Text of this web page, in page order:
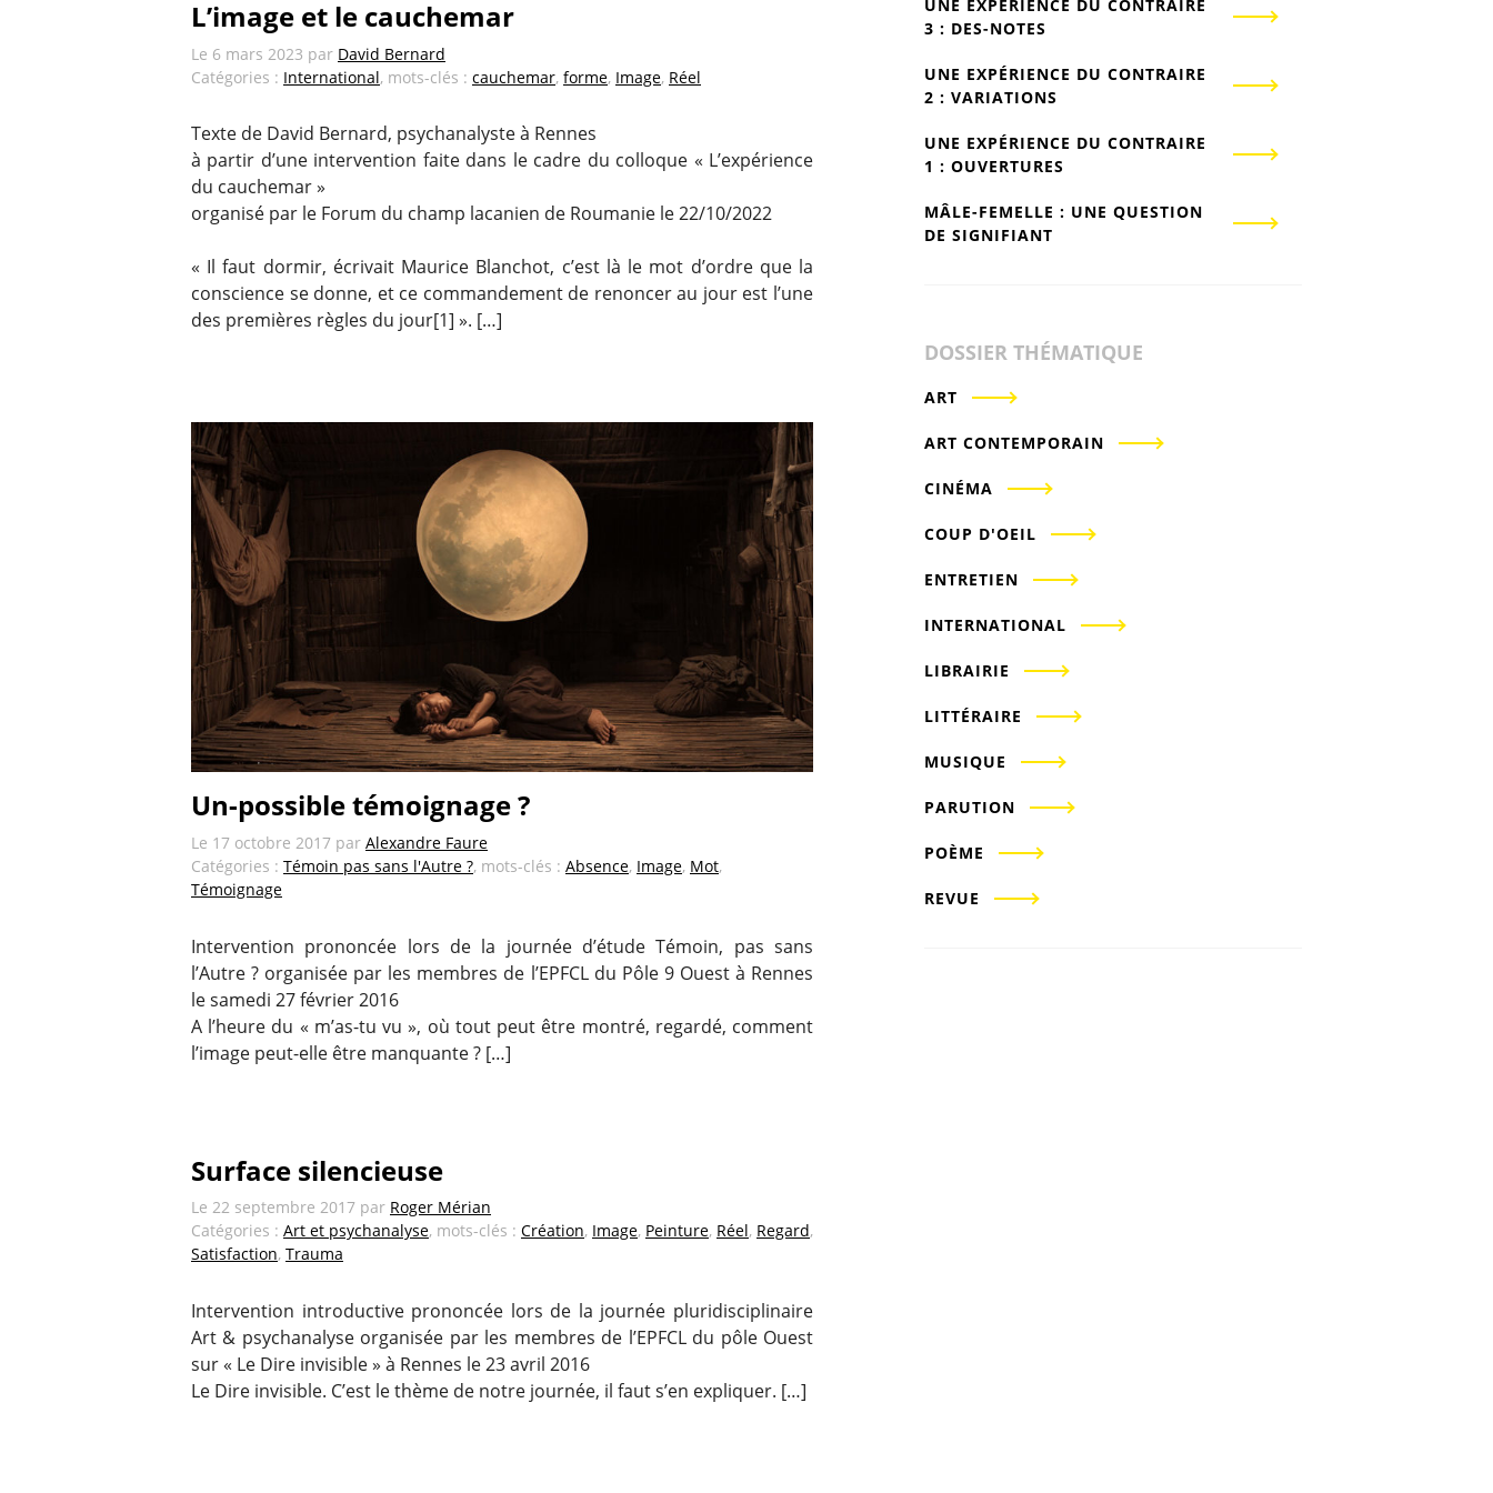
L’image et le cauchemar
Le 6 mars 2023 par David Bernard
Catégories : International, mots-clés : cauchemar, forme, Image, Réel
Texte de David Bernard, psychanalyste à Rennes
à partir d’une intervention faite dans le cadre du colloque « L’expérience
du cauchemar »
organisé par le Forum du champ lacanien de Roumanie le 22/10/2022
« Il faut dormir, écrivait Maurice Blanchot, c’est là le mot d’ordre que la
conscience se donne, et ce commandement de renoncer au jour est l’une
des premières règles du jour[1] ». […]
Un-possible témoignage ?
Le 17 octobre 2017 par Alexandre Faure
Catégories : Témoin pas sans l'Autre ?, mots-clés : Absence, Image, Mot,
Témoignage
Intervention prononcée lors de la journée d’étude Témoin, pas sans
l’Autre ? organisée par les membres de l’EPFCL du Pôle 9 Ouest à Rennes
le samedi 27 février 2016
A l’heure du « m’as-tu vu », où tout peut être montré, regardé, comment
l’image peut-elle être manquante ? […]
Surface silencieuse
Le 22 septembre 2017 par Roger Mérian
Catégories : Art et psychanalyse, mots-clés : Création, Image, Peinture, Réel, Regard,
Satisfaction, Trauma
Intervention introductive prononcée lors de la journée pluridisciplinaire
Art & psychanalyse organisée par les membres de l’EPFCL du pôle Ouest
sur « Le Dire invisible » à Rennes le 23 avril 2016
Le Dire invisible. C’est le thème de notre journée, il faut s’en expliquer. […]
UNE EXPÉRIENCE DU CONTRAIRE
3 : DES-NOTES
UNE EXPÉRIENCE DU CONTRAIRE
2 : VARIATIONS
UNE EXPÉRIENCE DU CONTRAIRE
1 : OUVERTURES
MÂLE-FEMELLE : UNE QUESTION
DE SIGNIFIANT
DOSSIER THÉMATIQUE
ART
ART CONTEMPORAIN
CINÉMA
COUP D'OEIL
ENTRETIEN
INTERNATIONAL
LIBRAIRIE
LITTÉRAIRE
MUSIQUE
PARUTION
POÈME
REVUE